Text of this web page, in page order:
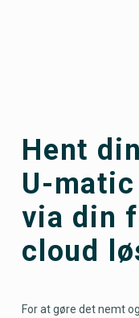
Hent
U-
via din
cloud
For at gøre det nemt